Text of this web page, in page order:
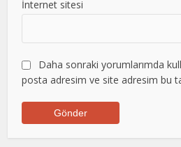
İnternet sitesi
Daha sonraki yorumlarımda
posta adresim ve site adresim bu